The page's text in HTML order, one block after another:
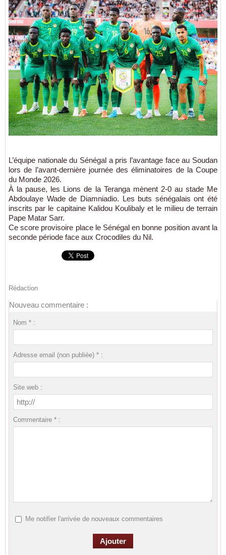
L’équipe nationale du Sénégal a pris l’avantage face au Soudan
lors de l’avant-dernière journée des éliminatoires de la Coupe
du Monde 2026.
À la pause, les Lions de la Teranga mènent 2-0 au stade Me
Abdoulaye Wade de Diamniadio. Les buts sénégalais ont été
inscrits par le capitaine Kalidou Koulibaly et le milieu de terrain
Pape Matar Sarr.
Ce score provisoire place le Sénégal en bonne position avant la
seconde période face aux Crocodiles du Nil.
Rédaction
Nouveau commentaire :
Nom * :
Adresse email (non publiée) * :
Site web :
Commentaire * :
Me notifier l'arrivée de nouveaux commentaires